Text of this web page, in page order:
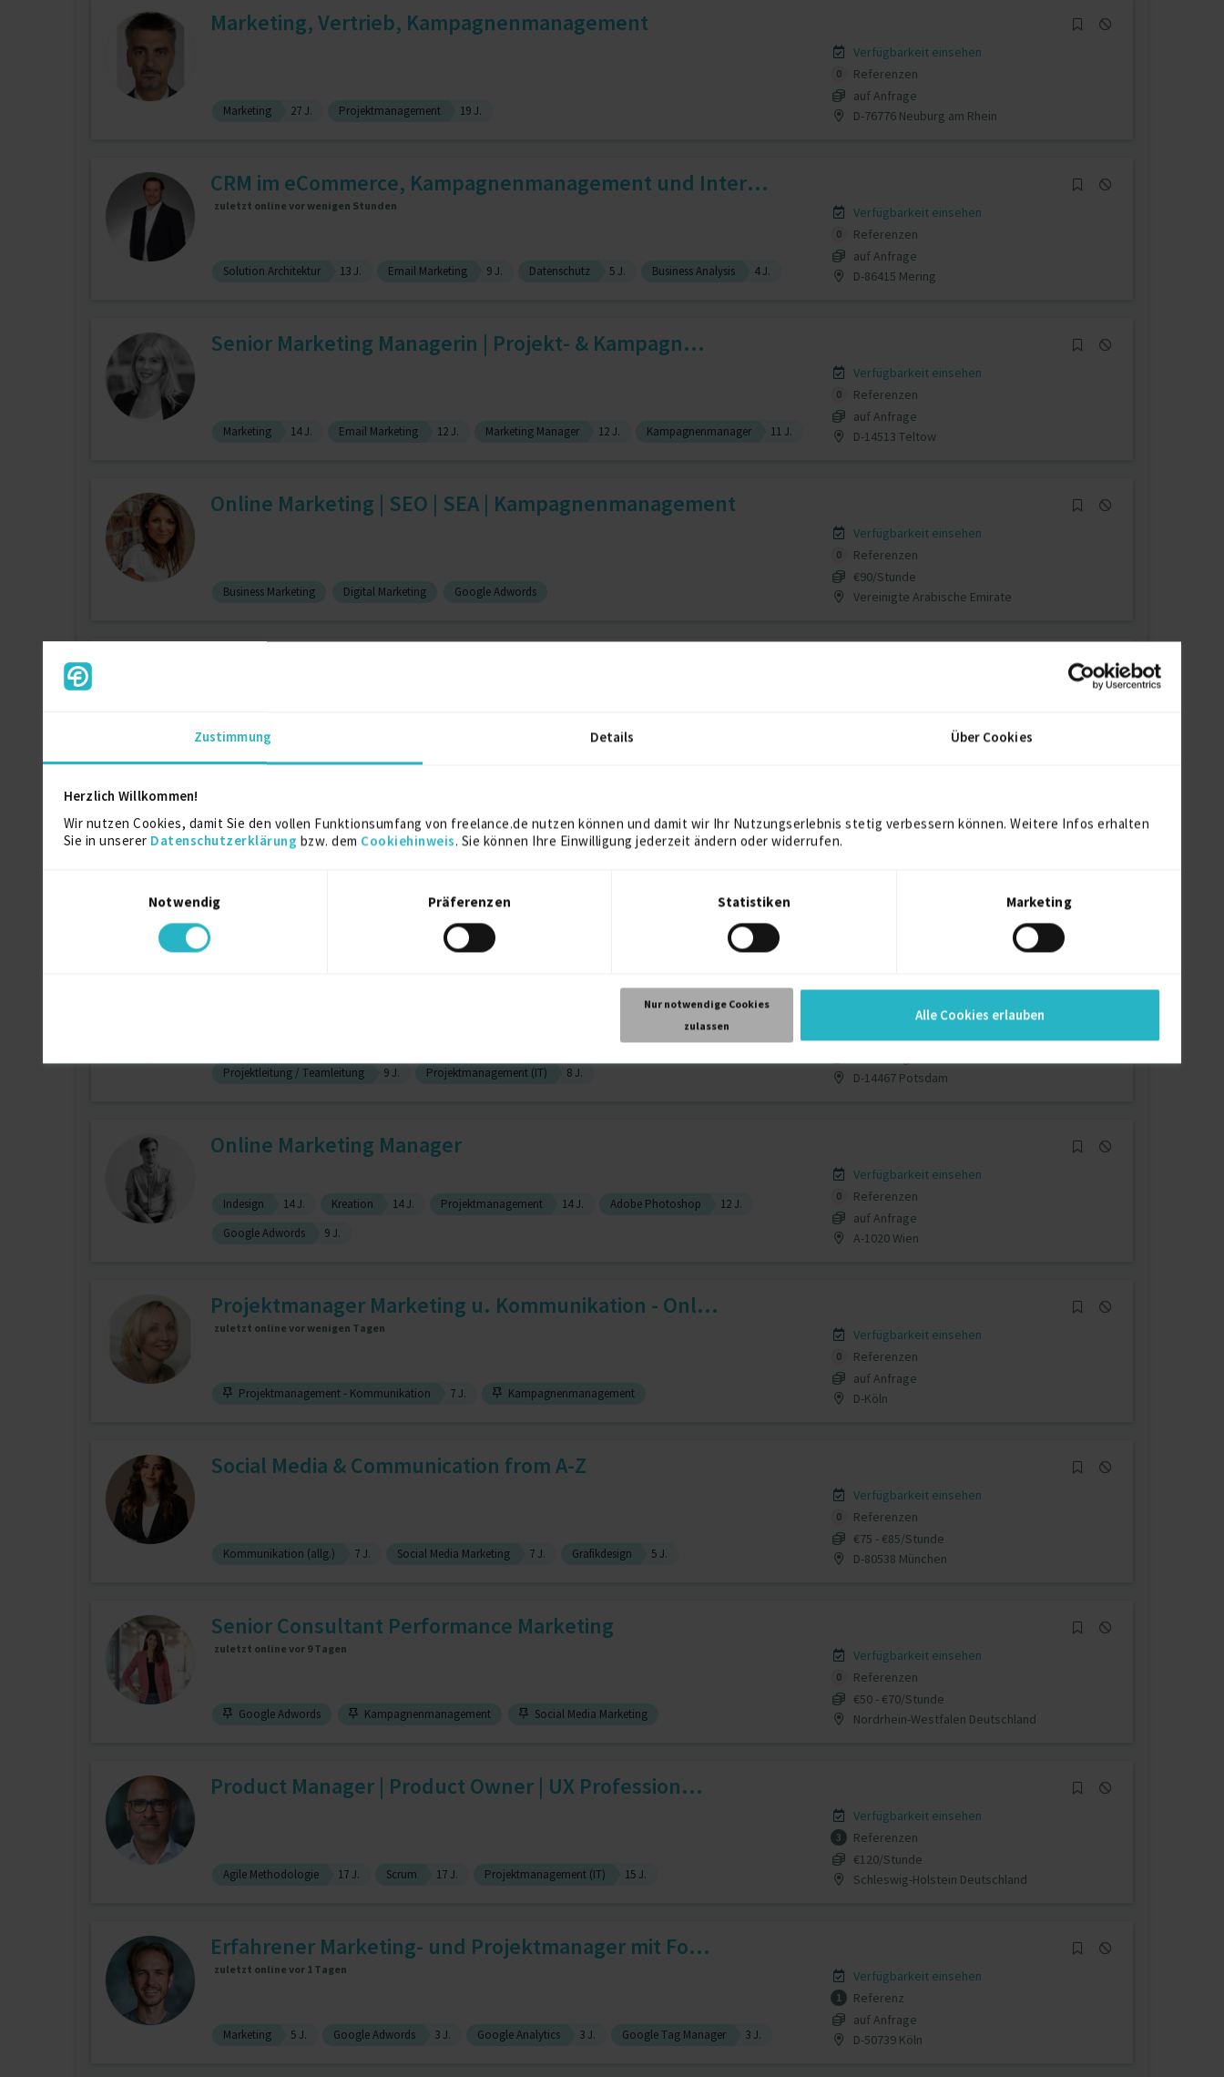
Zustimmung Details Über Cookies
Herzlich Willkommen!
Wir nutzen Cookies, damit Sie den vollen Funktionsumfang von freelance.de nutzen können und damit wir Ihr Nutzungserlebnis stetig verbessern können. Weitere Infos erhalten
Sie in unserer Datenschutzerklärung bzw. dem Cookiehinweis. Sie können Ihre Einwilligung jederzeit ändern oder widerrufen.
Notwendig
Präferenzen Statistiken Marketing
Nur notwendige Cookies
zulassen
Alle Cookies erlauben
Marketing, Vertrieb, Kampagnenmanagement
Marketing 27 J. Projektmanagement 19 J.
Verfügbarkeit einsehen
0
Referenzen
auf Anfrage
D-76776 Neuburg am Rhein
CRM im eCommerce, Kampagnenmanagement und Inter...
zuletzt online vor wenigen Stunden
Solution Architektur 13 J. Email Marketing 9 J. Datenschutz 5 J. Business Analysis 4 J.
Verfügbarkeit einsehen
0
Referenzen
auf Anfrage
D-86415 Mering
Senior Marketing Managerin | Projekt- & Kampagn...
Marketing 14 J. Email Marketing 12 J. Marketing Manager 12 J. Kampagnenmanager 11 J.
Verfügbarkeit einsehen
0
Referenzen
auf Anfrage
D-14513 Teltow
Online Marketing | SEO | SEA | Kampagnenmanagement
Business Marketing Digital Marketing Google Adwords
Verfügbarkeit einsehen
0
Referenzen
€90/Stunde
Vereinigte Arabische Emirate
Online-Marketing-Spezialistin | Social Media, K...
zuletzt online vor wenigen Tagen
Projektassistent
Projektleitung; Product Owner; Customer Channel...
Projektleitung / Teamleitung 9 J. Projektmanagement (IT) 8 J.
Verfügbarkeit einsehen
D-14467 Potsdam
Online Marketing Manager
Indesign 14 J. Kreation 14 J. Projektmanagement 14 J. Adobe Photoshop
12 J.
Google Adwords
9 J.
Verfügbarkeit einsehen
0
Referenzen
auf Anfrage
A-1020 Wien
Projektmanager Marketing u. Kommunikation - Onl...
zuletzt online vor wenigen Tagen
Projektmanagement - Kommunikation 7 J. Kampagnenmanagement
Verfügbarkeit einsehen
0
Referenzen
auf Anfrage
D-Köln
Social Media & Communication from A-Z
Kommunikation (allg.) 7 J. Social Media Marketing 7 J. Grafikdesign 5 J.
Verfügbarkeit einsehen
0
Referenzen
€75 - €85/Stunde
D-80538 München
Senior Consultant Performance Marketing
zuletzt online vor 9 Tagen
Google Adwords Kampagnenmanagement Social Media Marketing
Verfügbarkeit einsehen
0
Referenzen
€50 - €70/Stunde
Nordrhein-Westfalen Deutschland
Product Manager | Product Owner | UX Profession...
Agile Methodologie 17 J. Scrum 17 J. Projektmanagement (IT) 15 J.
Verfügbarkeit einsehen
3
Referenzen
€120/Stunde
Schleswig-Holstein Deutschland
Erfahrener Marketing- und Projektmanager mit Fo...
zuletzt online vor 1 Tagen
Marketing 5 J. Google Adwords 3 J. Google Analytics 3 J. Google Tag Manager 3 J.
Verfügbarkeit einsehen
1
Referenz
auf Anfrage
D-50739 Köln